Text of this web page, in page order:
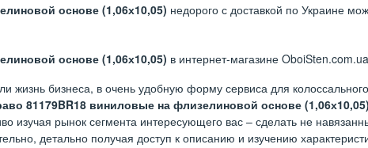
основе (1,06х10,05) недорого с доставкой по Украине
основе (1,06х10,05) в интернет-магазине
жизнь бизнеса, в очень удобную форму сервиса для
81179BR18 виниловые на флизелиновой основе (1,06х10,05)
изучая рынок сегмента интересующего вас – сделать не
детально получая доступ к описанию и изучению